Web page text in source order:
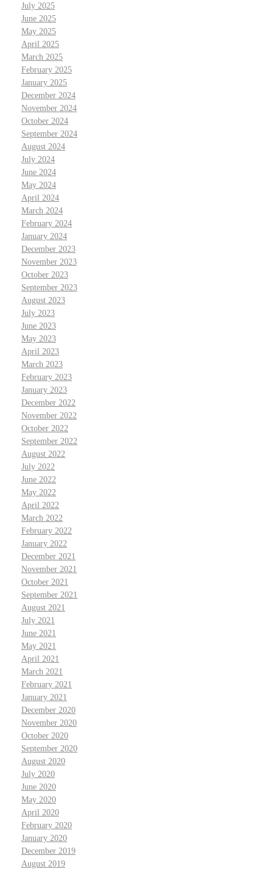
July 2025
June 2025
May 2025
April 2025
March 2025
February 2025
January 2025
December 2024
November 2024
October 2024
September 2024
August 2024
July 2024
June 2024
May 2024
April 2024
March 2024
February 2024
January 2024
December 2023
November 2023
October 2023
September 2023
August 2023
July 2023
June 2023
May 2023
April 2023
March 2023
February 2023
January 2023
December 2022
November 2022
October 2022
September 2022
August 2022
July 2022
June 2022
May 2022
April 2022
March 2022
February 2022
January 2022
December 2021
November 2021
October 2021
September 2021
August 2021
July 2021
June 2021
May 2021
April 2021
March 2021
February 2021
January 2021
December 2020
November 2020
October 2020
September 2020
August 2020
July 2020
June 2020
May 2020
April 2020
February 2020
January 2020
December 2019
August 2019